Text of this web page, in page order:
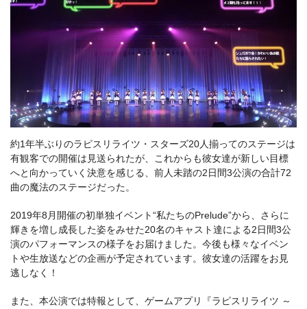
約1年半ぶりのラピスリライツ・スターズ20人揃ってのステージは
有観客での開催は見送られたが、これからも彼女達が新しい目標
へと向かっていく決意を感じる、前人未踏の2日間3公演の合計72
曲の魔法のステージだった。
2019年8月開催の初単独イベント“私たちのPrelude”から、さらに
輝きを増し成長した姿をみせた20名のキャスト達による2日間3公
演のパフォーマンスの様子をお届けました。今後も様々なイベン
トや生放送などの企画が予定されています。彼女達の活躍をお見
逃しなく！
また、本公演では特報として、ゲームアプリ『ラピスリライツ ～